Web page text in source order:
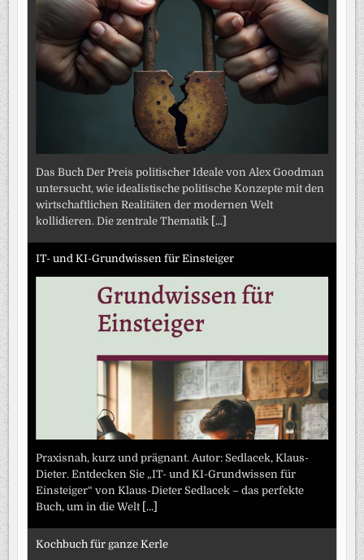
Das Buch Der Preis politischer Ideale von Alex Goodman
untersucht, wie idealistische politische Konzepte mit den
wirtschaftlichen Realitäten der modernen Welt
kollidieren. Die zentrale Thematik [...]
IT- und KI-Grundwissen für Einsteiger
Praxisnah, kurz und prägnant. Autor: Sedlacek, Klaus-
Dieter. Entdecken Sie „IT- und KI-Grundwissen für
Einsteiger“ von Klaus-Dieter Sedlacek – das perfekte
Buch, um in die Welt [...]
Kochbuch für ganze Kerle